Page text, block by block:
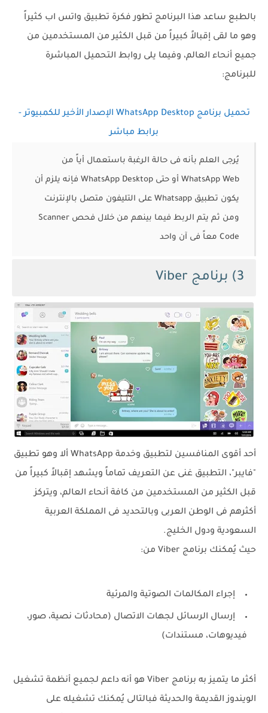
بالطبع ساعد هذا البرنامج تطور فكرة تطبيق واتس اب كثيراً
وهو ما لقى إقبالاً كبيراً من قبل الكثير من المستخدمين من
جميع أنحاء العالم، وفيما يلى روابط التحميل المباشرة
للبرنامج:
تحميل برنامج WhatsApp Desktop الإصدار الأخير للكمبيوتر -
برابط مباشر
يُرجى العلم بأنه فى حالة الرغبة باستعمال أياً من
WhatsApp Web أو حتى WhatsApp Desktop فإنه يلزم أن
يكون تطبيق Whatsapp على التليفون متصل بالإنترنت
ومن ثم يتم الربط فيما بينهم من خلال فحص Scanner
Code معاً فى آن واحد
3) برنامج Viber
أحد أقوى المنافسين لتطبيق وخدمة WhatsApp ألا وهو تطبيق
"فايبر"، التطبيق غنى عن التعريف تماماً ويشهد إقبالاً كبيراً من
قبل الكثير من المستخدمين من كافة أنحاء العالم، ويتركز
أكثرهم فى الوطن العربى وبالتحديد فى المملكة العربية
السعودية ودول الخليج.
حيث يُمكنك برنامج Viber من:
إجراء المكالمات الصوتية والمرئية
إرسال الرسائل لجهات الاتصال (محادثات نصية، صور،
فيديوهات، مستندات)
أكثر ما يتميز به برنامج Viber هو أنه داعم لجميع أنظمة تشغيل
الويندوز القديمة والحديثة فبالتالى يُمكنك تشغيله على